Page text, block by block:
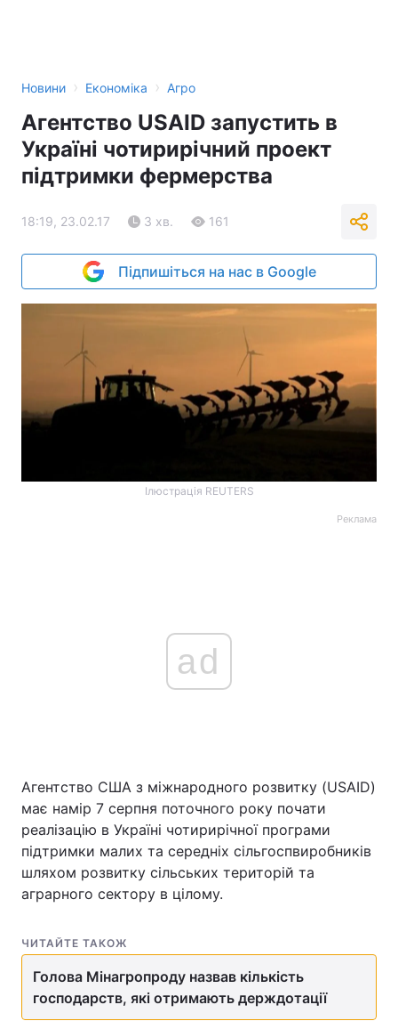
Новини › Економіка › Агро
Агентство USAID запустить в
Україні чотирирічний проект
підтримки фермерства
18:19, 23.02.17 3 хв. 161
Підпишіться на нас в Google
Ілюстрація REUTERS
Реклама
ad
Агентство США з міжнародного розвитку (USAID)
має намір 7 серпня поточного року почати
реалізацію в Україні чотирирічної програми
підтримки малих та середніх сільгоспвиробників
шляхом розвитку сільських територій та
аграрного сектору в цілому.
ЧИТАЙТЕ ТАКОЖ
Голова Мінагропроду назвав кількість
господарств, які отримають держдотації